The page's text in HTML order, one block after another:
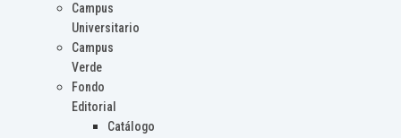
Campus
Universitario
Campus
Verde
Fondo
Editorial
Catálogo